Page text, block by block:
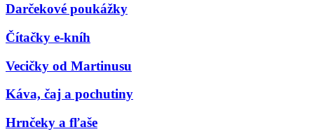
Darčekové poukážky
Čítačky e-kníh
Vecičky od Martinusu
Káva, čaj a pochutiny
Hrnčeky a fľaše